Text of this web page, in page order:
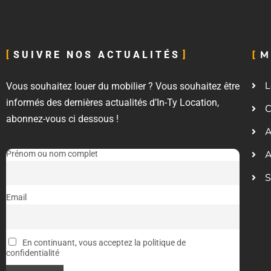
SUIVRE NOS ACTUALITÉS
Vous souhaitez louer du mobilier ? Vous souhaitez être
informés des dernières actualités d’In-Ty Location,
abonnez-vous ci dessous !
Prénom ou nom complet
Email
En continuant, vous acceptez la politique de
confidentialité